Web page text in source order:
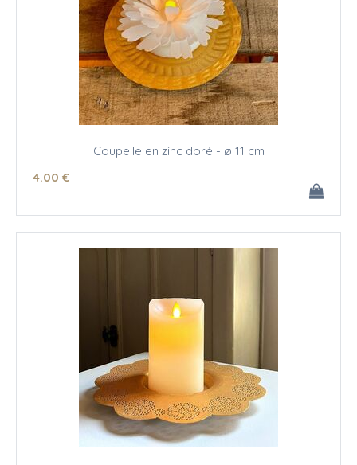
Coupelle en zinc doré - ø 11 cm
4.00 €